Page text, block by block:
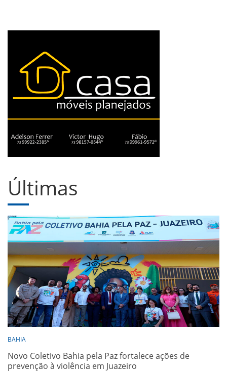
Últimas
BAHIA
Novo Coletivo Bahia pela Paz fortalece ações de
prevenção à violência em Juazeiro